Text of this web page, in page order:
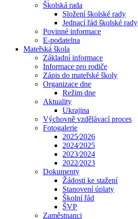
Školská rada
Složení školské rady
Jednací řád školské rady
Povinné informace
E-podatelna
Mateřská škola
Základní informace
Informace pro rodiče
Zápis do mateřské školy
Organizace dne
Režim dne
Aktuality
Ukrajina
Výchovně vzdělávací proces
Fotogalerie
2025⁄2026
2024⁄2025
2023⁄2024
2022⁄2023
Dokumenty
Žádosti ke stažení
Stanovení úplaty
Školní řád
ŠVP
Zaměstnanci